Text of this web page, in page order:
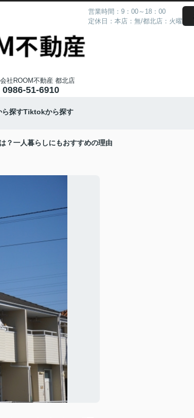
営業時間：9：00～18：00
定休日：本店：無/都北店：火曜
社ROOM不動産 都北店
0986-51-6910
ら探すTiktokから探す
？一人暮らしにもおすすめの理由